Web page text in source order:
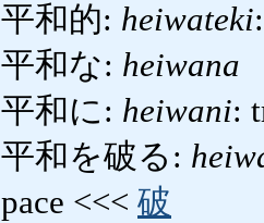
平和的: heiwateki
平和な: heiwana
平和に: heiwani:
平和を破る:
pace <<< 破